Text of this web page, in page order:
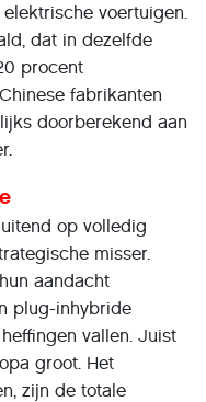
voertuigen.
dat in dezelfde
procent
fabrikanten
doorberekend aan
op volledig
misser.
aandacht
plug-inhybride
vallen. Juist
groot. Het
zijn de totale